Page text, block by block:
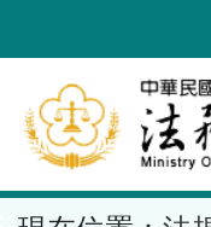
到
要
內
容